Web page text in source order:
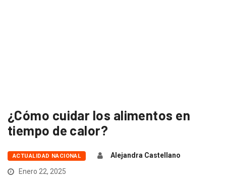
¿Cómo cuidar los alimentos en
tiempo de calor?
ACTUALIDAD NACIONAL
Alejandra Castellano
Enero 22, 2025